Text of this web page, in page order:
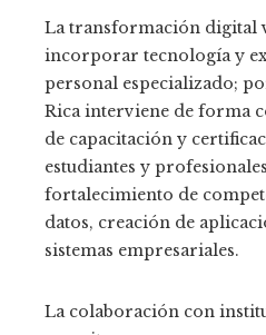
La transformación digital
incorporar tecnología y
personal especializado;
Rica interviene de forma
de capacitación y
estudiantes y
fortalecimiento de
datos, creación de
sistemas empresariales.
La colaboración con